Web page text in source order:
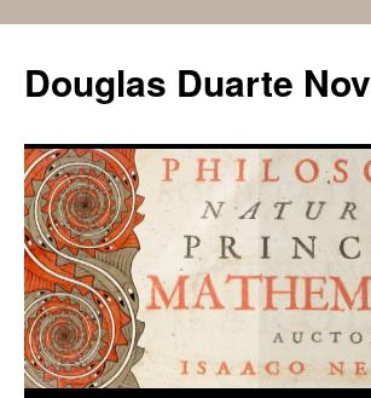
Douglas Duarte